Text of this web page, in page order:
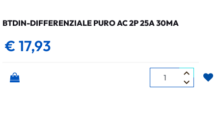
BTDIN-DIFFERENZIALE PURO AC 2P 25A 30MA
€ 17,93
Quantità